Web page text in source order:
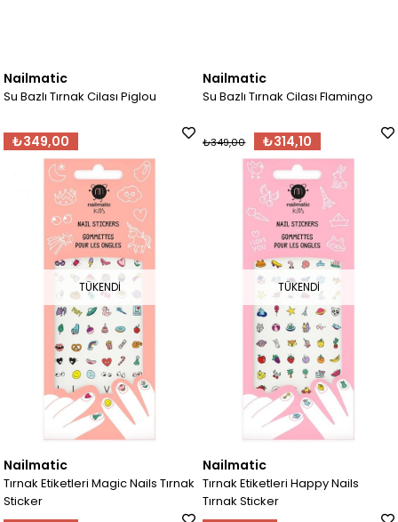
Nailmatic
Su Bazlı Tırnak Cilası Piglou
₺349,00
Nailmatic
Su Bazlı Tırnak Cilası Flamingo
₺314,10
₺349,00
TÜKENDI
Nailmatic
Tırnak Etiketleri Magic Nails Tırnak
Sticker
TÜKENDI
Nailmatic
Tırnak Etiketleri Happy Nails
Tırnak Sticker